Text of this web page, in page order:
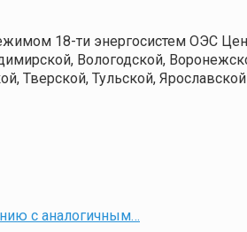
18-ти энергосистем ОЭС
Вологодской,
Тверской, Тульской,
с аналогичным…